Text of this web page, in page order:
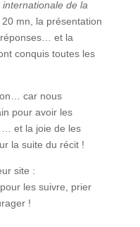
de la
mn, la présentation
et la
conquis toutes les
car nous
pour avoir les
… et la joie de les
la suite du récit !
site :
pour les suivre, prier
!